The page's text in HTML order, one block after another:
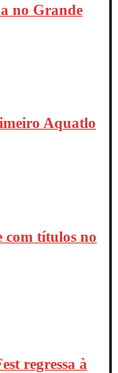
no Grande
Aquatlo
com títulos no
regressa à